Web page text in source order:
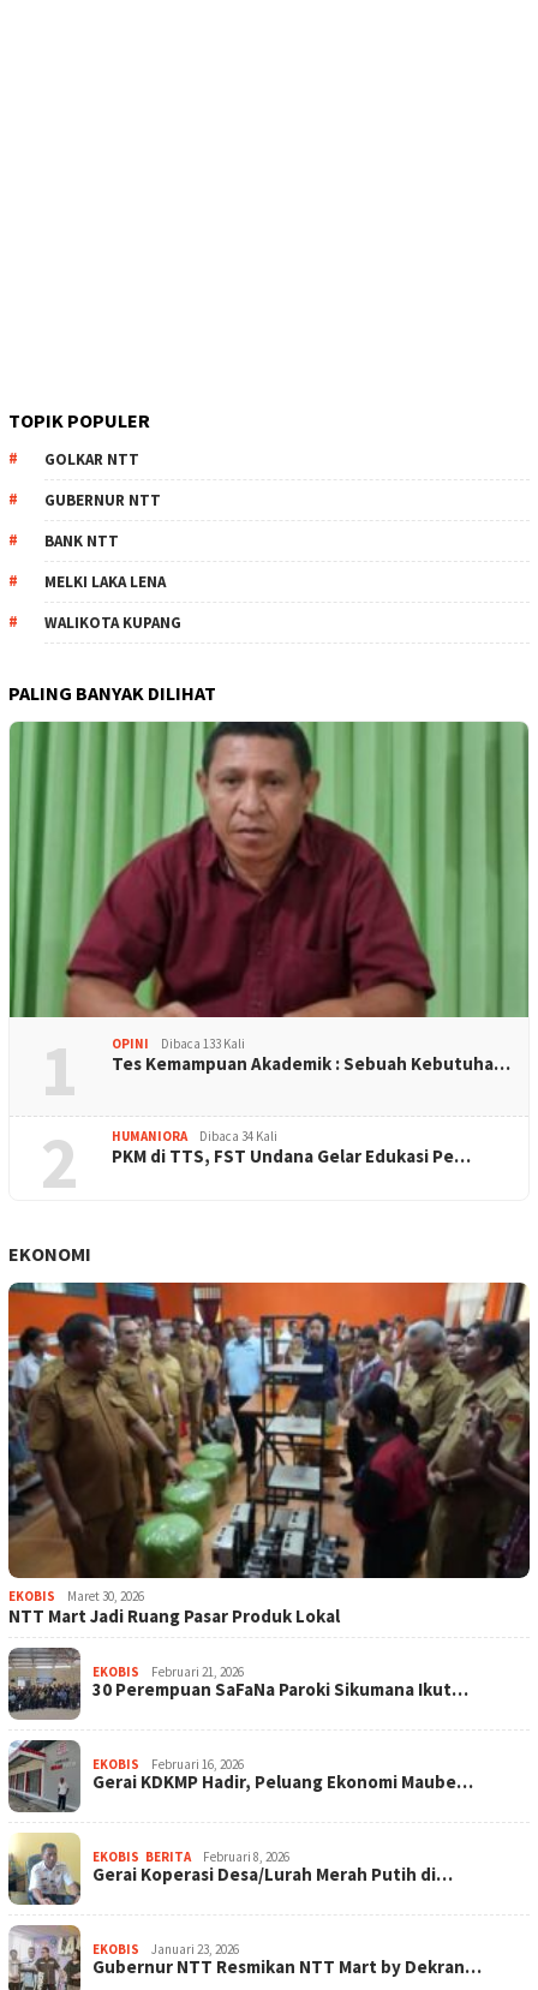
TOPIK POPULER
GOLKAR NTT
GUBERNUR NTT
BANK NTT
MELKI LAKA LENA
WALIKOTA KUPANG
PALING BANYAK DILIHAT
1 OPINI Dibaca 133 Kali
Tes Kemampuan Akademik : Sebuah Kebutuha…
2 HUMANIORA Dibaca 34 Kali
PKM di TTS, FST Undana Gelar Edukasi Pe…
EKONOMI
EKOBIS Maret 30, 2026
NTT Mart Jadi Ruang Pasar Produk Lokal
EKOBIS Februari 21, 2026
30 Perempuan SaFaNa Paroki Sikumana Ikut…
EKOBIS Februari 16, 2026
Gerai KDKMP Hadir, Peluang Ekonomi Maube…
EKOBIS BERITA Februari 8, 2026
Gerai Koperasi Desa/Lurah Merah Putih di…
EKOBIS Januari 23, 2026
Gubernur NTT Resmikan NTT Mart by Dekran…